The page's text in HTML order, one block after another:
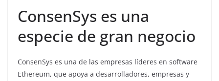
ConsenSys es una
especie de gran negocio
ConsenSys es una de las empresas líderes en software
Ethereum, que apoya a desarrolladores, empresas y